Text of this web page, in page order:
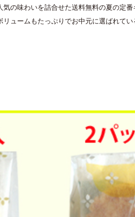
気の味わいを詰合せた送料無料の夏の定番
リュームもたっぷりでお中元に選ばれてい